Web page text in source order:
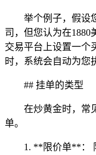
举个例子，假设
司，但您认为在1880
交易平台上设置一个
时，系统会自动为您
## 挂单的类型
在炒黄金时，常
单。
1. **限价单**：